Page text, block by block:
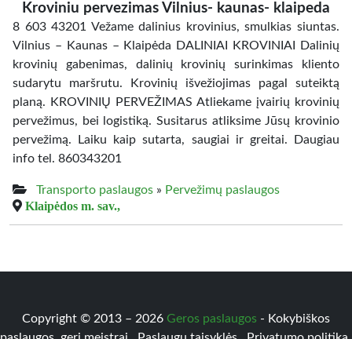
Kroviniu pervezimas Vilnius- kaunas- klaipeda
8 603 43201 Vežame dalinius krovinius, smulkias siuntas.
Vilnius – Kaunas – Klaipėda DALINIAI KROVINIAI Dalinių
krovinių gabenimas, dalinių krovinių surinkimas kliento
sudarytu maršrutu. Krovinių išvežiojimas pagal suteiktą
planą. KROVINIŲ PERVEŽIMAS Atliekame įvairių krovinių
pervežimus, bei logistiką. Susitarus atliksime Jūsų krovinio
pervežimą. Laiku kaip sutarta, saugiai ir greitai. Daugiau
info tel. 860343201
Transporto paslaugos » Pervežimų paslaugos
Klaipėdos m. sav.,
Copyright © 2013 – 2026 Geros paslaugos - Kokybiškos